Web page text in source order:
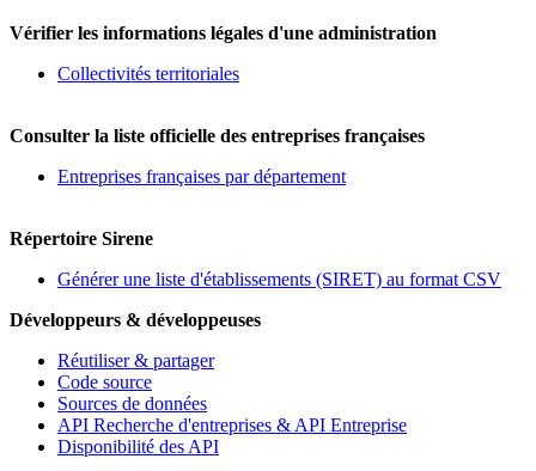
Vérifier les informations légales d'une administration
Collectivités territoriales
Consulter la liste officielle des entreprises françaises
Entreprises françaises par département
Répertoire Sirene
Générer une liste d'établissements (SIRET) au format CSV
Développeurs & développeuses
Réutiliser & partager
Code source
Sources de données
API Recherche d'entreprises & API Entreprise
Disponibilité des API